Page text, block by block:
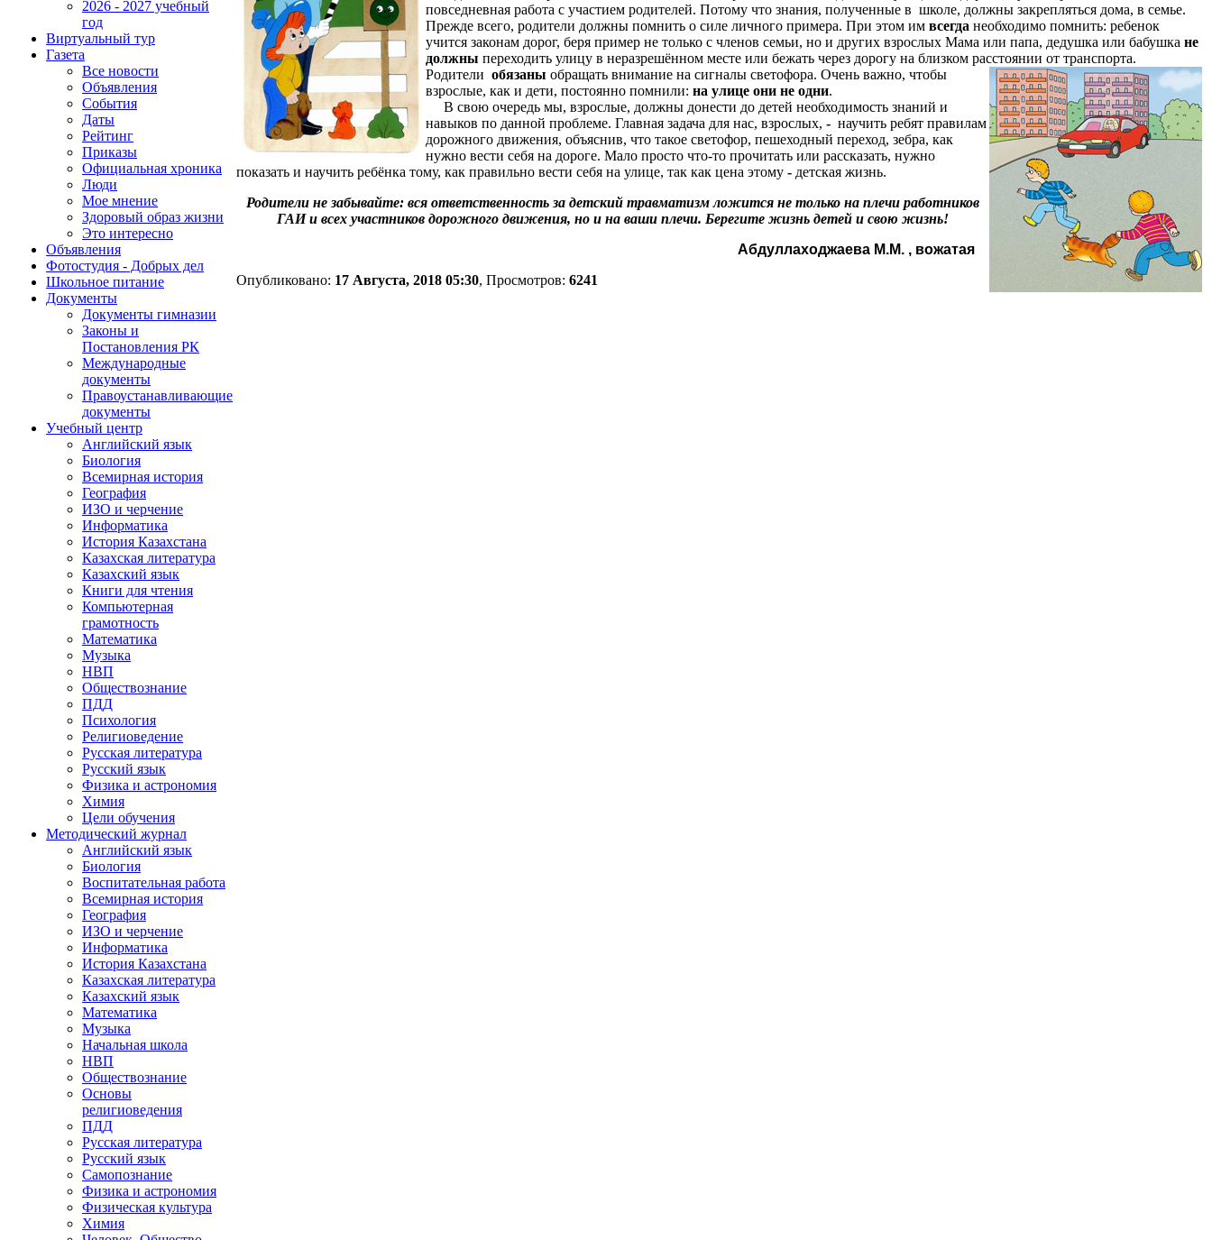
2026 - 2027 учебный
год
Виртуальный тур
Газета
Все новости
Объявления
События
Даты
Рейтинг
Приказы
Официальная хроника
Люди
Мое мнение
Здоровый образ жизни
Это интересно
Объявления
Фотостудия - Добрых дел
Школьное питание
Документы
Документы гимназии
Законы и
Постановления РК
Международные
документы
Правоустанавливающие
документы
Учебный центр
Английский язык
Биология
Всемирная история
География
ИЗО и черчение
Информатика
История Казахстана
Казахская литература
Казахский язык
Книги для чтения
Компьютерная
грамотность
Математика
Музыка
НВП
Обществознание
ПДД
Психология
Религиоведение
Русская литература
Русский язык
Физика и астрономия
Химия
Цели обучения
Методический журнал
Английский язык
Биология
Воспитательная работа
Всемирная история
География
ИЗО и черчение
Информатика
История Казахстана
Казахская литература
Казахский язык
Математика
Музыка
Начальная школа
НВП
Обществознание
Основы
религиоведения
ПДД
Русская литература
Русский язык
Самопознание
Физика и астрономия
Физическая культура
Химия
повседневная работа с участием родителей. Потому что знания, полученные в школе, должны закрепляться дома, в семье.
Прежде всего, родители должны помнить о силе личного примера. При этом им всегда необходимо помнить: ребенок
учится законам дорог, беря пример не только с членов семьи, но и других взрослых Мама или папа, дедушка или бабушка не
должны переходить улицу в неразрешённом месте или бежать через дорогу на близком расстоянии от транспорта.
Родители обязаны обращать внимание на сигналы светофора. Очень важно, чтобы
взрослые, как и дети, постоянно помнили: на улице они не одни.
В свою очередь мы, взрослые, должны донести до детей необходимость знаний и
навыков по данной проблеме. Главная задача для нас, взрослых, - научить ребят правилам
дорожного движения, объяснив, что такое светофор, пешеходный переход, зебра, как
нужно вести себя на дороге. Мало просто что-то прочитать или рассказать, нужно
показать и научить ребёнка тому, как правильно вести себя на улице, так как цена этому - детская жизнь.
Родители не забывайте: вся ответственность за детский травматизм ложится не только на плечи работников
ГАИ и всех участников дорожного движения, но и на ваши плечи. Берегите жизнь детей и свою жизнь!
Абдуллаходжаева М.М. , вожатая
Опубликовано: 17 Августа, 2018 05:30, Просмотров: 6241